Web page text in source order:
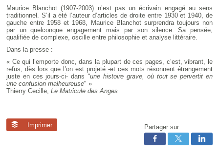
Maurice Blanchot (1907-2003) n’est pas un écrivain engagé au sens
traditionnel. S’il a été l’auteur d’articles de droite entre 1930 et 1940, de
gauche entre 1958 et 1968, Maurice Blanchot surprendra toujours non
par un quelconque engagement mais par son silence. Sa pensée,
qualifiée de complexe, oscille entre philosophie et analyse littéraire.
Dans la presse :
« Ce qui l’emporte donc, dans la plupart de ces pages, c’est, vibrant, le
refus, dès lors que l’on est projeté -et ces mots résonnent étrangement
juste en ces jours-ci- dans "une histoire grave, où tout se pervertit en
une confusion malheureuse" »
Thierry Cecille, Le Matricule des Anges
Imprimer Partager sur